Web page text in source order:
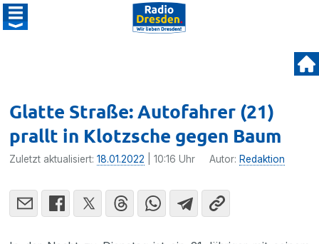
Glatte Straße: Autofahrer (21)
prallt in Klotzsche gegen Baum
Zuletzt aktualisiert:18.01.2022 | 10:16 Uhr Autor: Redaktion